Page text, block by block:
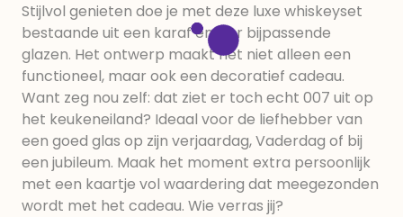
Stijlvol genieten doe je met deze luxe whiskeyset
bestaande uit een karaf en vier bijpassende
glazen. Het ontwerp maakt het niet alleen een
functioneel, maar ook een decoratief cadeau.
Want zeg nou zelf: dat ziet er toch echt 007 uit op
het keukeneiland? Ideaal voor de liefhebber van
een goed glas op zijn verjaardag, Vaderdag of bij
een jubileum. Maak het moment extra persoonlijk
met een kaartje vol waardering dat meegezonden
wordt met het cadeau. Wie verras jij?